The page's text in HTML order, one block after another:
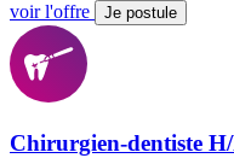
voir l'offre Je postule
Chirurgien-dentiste